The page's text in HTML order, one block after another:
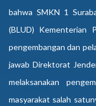
bahwa SMKN 1
(BLUD) Kementerian
pengembangan dan
jawab Direktorat
melaksanakan
masyarakat salah